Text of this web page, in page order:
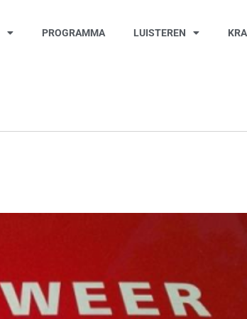
PROGRAMMA LUISTEREN